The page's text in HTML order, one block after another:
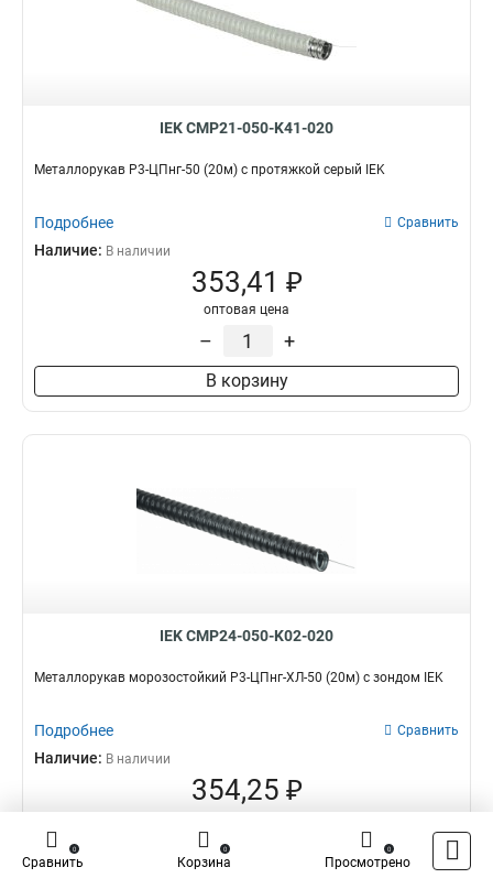
IEK CMP21-050-K41-020
Металлорукав Р3-ЦПнг-50 (20м) с протяжкой серый IEK
Подробнее Сравнить
Наличие: В наличии
353,41 ₽
оптовая цена
– +
В корзину
IEK CMP24-050-K02-020
Металлорукав морозостойкий Р3-ЦПнг-ХЛ-50 (20м) с зондом IEK
Подробнее Сравнить
Наличие: В наличии
354,25 ₽
–
Сравнить
0
Корзина
0
Просмотрено
0